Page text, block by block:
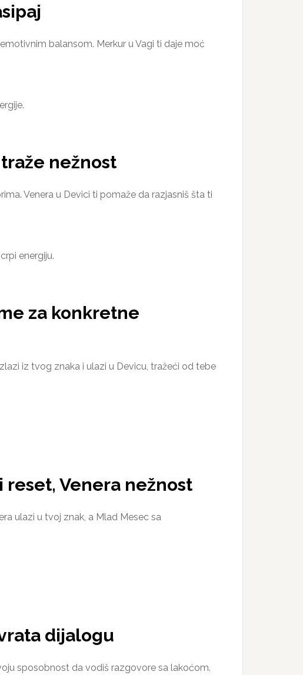
balansom. Merkur u Vagi ti daje moć
nežnost
Venera u Devici ti pomaže da razjasniš šta ti
energiju.
za konkretne
iz tvog znaka i ulazi u Devicu, tražeći od tebe
Venera nežnost
ulazi u tvoj znak, a Mlad Mesec sa
dijalogu
sposobnost da vodiš razgovore sa lakoćom.